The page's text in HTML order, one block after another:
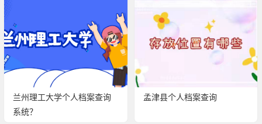
兰州理工大学个人档案查询
系统？
孟津县个人档案查询